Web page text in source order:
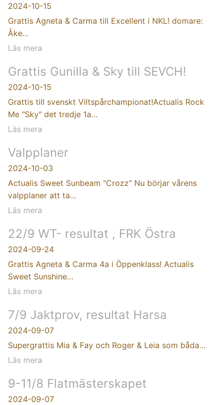
2024-10-15
Grattis Agneta & Carma till Excellent i NKL! domare:
Åke…
Läs mera
Grattis Gunilla & Sky till SEVCH!
2024-10-15
Grattis till svenskt Viltspårchampionat!Actualis Rock
Me "Sky" det tredje 1a…
Läs mera
Valpplaner
2024-10-03
Actualis Sweet Sunbeam "Crozz" Nu börjar vårens
valpplaner att ta…
Läs mera
22/9 WT- resultat , FRK Östra
2024-09-24
Grattis Agneta & Carma 4a i Öppenklass! Actualis
Sweet Sunshine…
Läs mera
7/9 Jaktprov, resultat Harsa
2024-09-07
Supergrattis Mia & Fay och Roger & Leia som båda…
Läs mera
9-11/8 Flatmästerskapet
2024-09-07